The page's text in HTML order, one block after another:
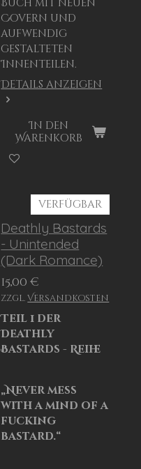
Buch mit neuen
Covern und
aufwendig
gestalteten
Innenteilen.
Details anzeigen
In den
Warenkorb
verfügbar
Deathly Bastards
- Unintended
(Dark Romance)
15,00 €
zzgl.Versandkosten
Teil 1 der
Deathly
Bastards - Reihe
„Never mess
with a mind of a
fucking
bastard.“